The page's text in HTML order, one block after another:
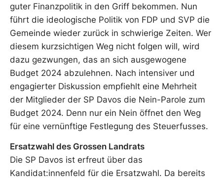
guter Finanzpolitik in den Griff bekommen. Nun
führt die ideologische Politik von FDP und SVP die
Gemeinde wieder zurück in schwierige Zeiten. Wer
diesem kurzsichtigen Weg nicht folgen will, wird
dazu gezwungen, das an sich ausgewogene
Budget 2024 abzulehnen. Nach intensiver und
engagierter Diskussion empfiehlt eine Mehrheit
der Mitglieder der SP Davos die Nein-Parole zum
Budget 2024. Denn nur ein Nein öffnet den Weg
für eine vernünftige Festlegung des Steuerfusses.
Ersatzwahl des Grossen Landrats
Die SP Davos ist erfreut über das
Kandidat:innenfeld für die Ersatzwahl. Da bereits